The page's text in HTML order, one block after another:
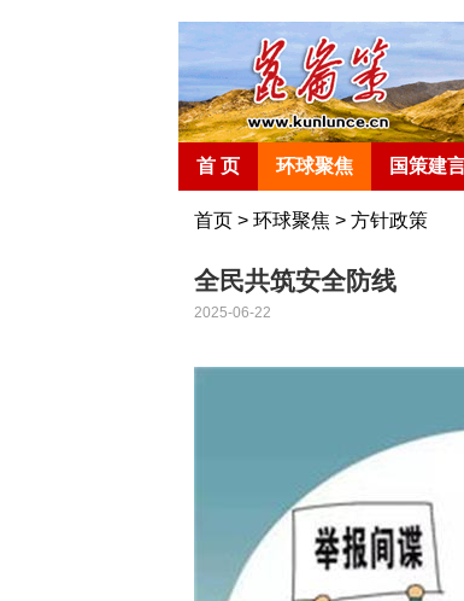
首 页 环球聚焦 国策建
首页> 环球聚焦 > 方针政策
全民共筑安全防线
2025-06-22